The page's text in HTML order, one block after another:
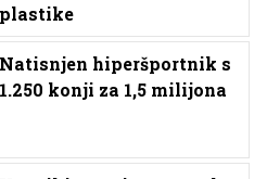
plastike
Natisnjen hiperšportnik s
1.250 konji za 1,5 milijona